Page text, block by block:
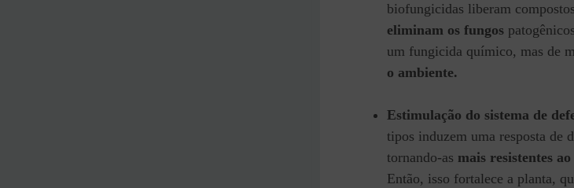
biofungicidas liberam
eliminam os fungos
um fungicida químico, mas de
o ambiente.
Estimulação do sistema de
tipos induzem uma resposta de
tornando-as mais resistentes
Então, isso fortalece a planta,